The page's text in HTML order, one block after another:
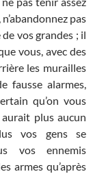
pas
vos grandes ; il
vous, avec des
les murailles
fausse alarmes,
qu’on vous
plus aucun
vos gens se
vos ennemis
armes qu’après